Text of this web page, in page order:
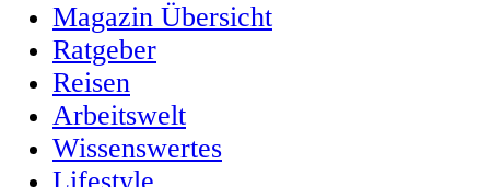
Magazin Übersicht
Ratgeber
Reisen
Arbeitswelt
Wissenswertes